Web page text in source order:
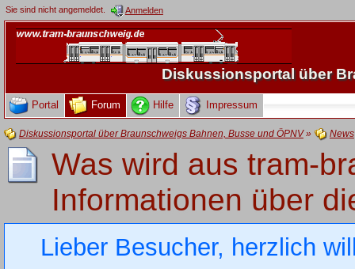
Sie sind nicht angemeldet. Anmelden
Diskussionsportal über
Portal Forum Hilfe Impressum
Diskussionsportal über Braunschweigs Bahnen, Busse und ÖPNV» News
Was wird aus tram-
Informationen über
Lieber Besucher, herzlich